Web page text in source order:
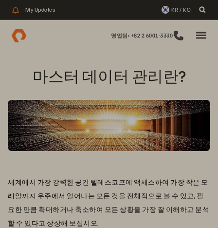
My Updates KR / KO
영업팀: +82 2 6001-3330
마스터 데이터 관리란?
세계에서 가장 강력한 공간 텔레스코프에 액세스하여 가장 작은 모
래알까지 우주에서 일어나는 모든 것을 전체적으로 볼 수 있고, 필
요한 만큼 확대하거나 축소하여 모든 상황을 가장 잘 이해하고 분석
할 수 있다고 상상해 보십시오.